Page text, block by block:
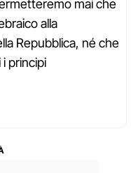
mai che
alla
Repubblica, né che
principi